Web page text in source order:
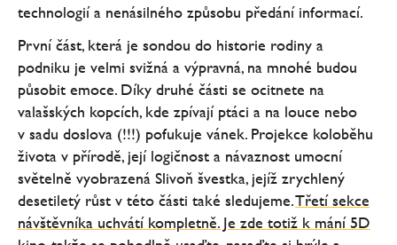
technologií a nenásilného způsobu předání informací.
První část, která je sondou do historie rodiny a
podniku je velmi svižná a výpravná, na mnohé budou
působit emoce. Díky druhé části se ocitnete na
valašských kopcích, kde zpívají ptáci a na louce nebo
v sadu doslova (!!!) pofukuje vánek. Projekce koloběhu
života v přírodě, její logičnost a návaznost umocní
světelně vyobrazená Slivoň švestka, jejíž zrychlený
desetiletý růst v této části také sledujeme.Třetí sekce
návštěvníka uchvátí kompletně. Je zde totiž k mání 5D